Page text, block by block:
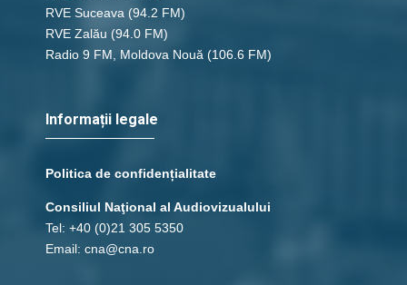
RVE Suceava (94.2 FM)
RVE Zalău (94.0 FM)
Radio 9 FM, Moldova Nouă (106.6 FM)
Informații legale
Politica de confidențialitate
Consiliul Naţional al Audiovizualului
Tel: +40 (0)21 305 5350
Email: cna@cna.ro